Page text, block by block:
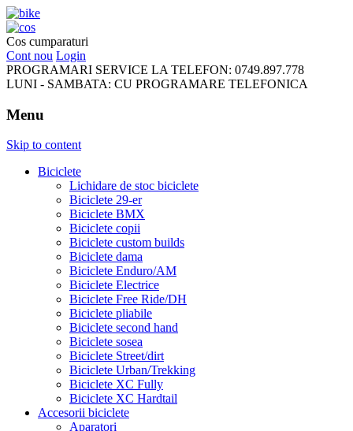
FreeRideBikes
Cos cumparaturi
Cont nou Login
PROGRAMARI SERVICE LA TELEFON: 0749.897.778
LUNI - SAMBATA: CU PROGRAMARE TELEFONICA
Menu
Skip to content
Biciclete
Lichidare de stoc biciclete
Biciclete 29-er
Biciclete BMX
Biciclete copii
Biciclete custom builds
Biciclete dama
Biciclete Enduro/AM
Biciclete Electrice
Biciclete Free Ride/DH
Biciclete pliabile
Biciclete second hand
Biciclete sosea
Biciclete Street/dirt
Biciclete Urban/Trekking
Biciclete XC Fully
Biciclete XC Hardtail
Accesorii biciclete
Aparatori